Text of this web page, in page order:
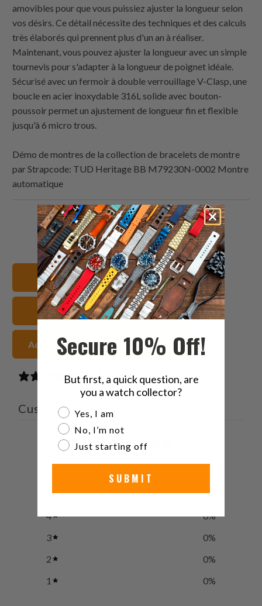
amovibles pour que vous puissiez ajuster la longueur selon
vos désirs. Ce détail nécessite des techniques et des calculs
très élaborés qui prennent plus d'un an à réaliser.
Maintenant, vous pouvez ajuster la longueur avec un simple
tournevis pour s'adapter à la longueur de poignet idéale.
Sécurisé avec un fermoir à double verrouillage V-Clasp, une
boucle en acier inoxydable 316L solide avec bouton-
poussoir permet un ajustement de longueur fin et flexible
jusqu'à 6 micro trous.
Démo de montres de la collection de bracelets de montre
parStrapcode: TUD Heritage BB M79230N-0002 Montre
automatique
Partagez
ceci
sur
Twitter
Partager
ceci
sur
Facebook
Partagez
ceci
sur
Pinterest
Email
ceci
à
un
ami
22mm Bracelets de montre
TUD Bracelets de montre
Acier inoxydable Sangles de montre
1 review
Customer reviews
5
100
4
0%
3
0%
2
0%
1
0%
Secure 10% Off!
But first, a quick question, are
you a watch collector?
Are you a watch collector?
Yes, I am
No, I’m not
Just starting off
SUBMIT